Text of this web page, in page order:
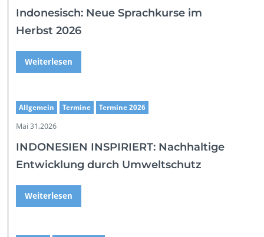
Indonesisch: Neue Sprachkurse im
Herbst 2026
Weiterlesen
Allgemein Termine Termine 2026
Mai 31,2026
INDONESIEN INSPIRIERT: Nachhaltige
Entwicklung durch Umweltschutz
Weiterlesen